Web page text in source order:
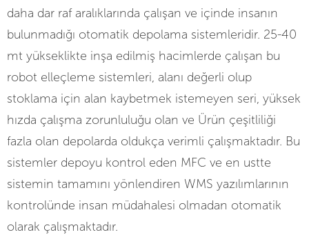
daha dar raf aralıklarında çalışan ve içinde insanın
bulunmadığı otomatik depolama sistemleridir. 25-40
mt yükseklikte inşa edilmiş hacimlerde çalışan bu
robot elleçleme sistemleri, alanı değerli olup
stoklama için alan kaybetmek istemeyen seri, yüksek
hızda çalışma zorunluluğu olan ve Ürün çeşitliliği
fazla olan depolarda oldukça verimli çalışmaktadır. Bu
sistemler depoyu kontrol eden MFC ve en ustte
sistemin tamamını yönlendiren WMS yazılımlarının
kontrolünde insan müdahalesi olmadan otomatik
olarak çalışmaktadır.